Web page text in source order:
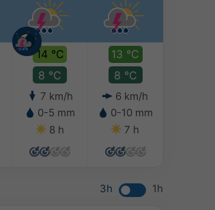
14 °C
8 °C
7 km/h
0-5 mm
8 h
13 °C
8 °C
6 km/h
0-10 mm
7 h
3h 1h